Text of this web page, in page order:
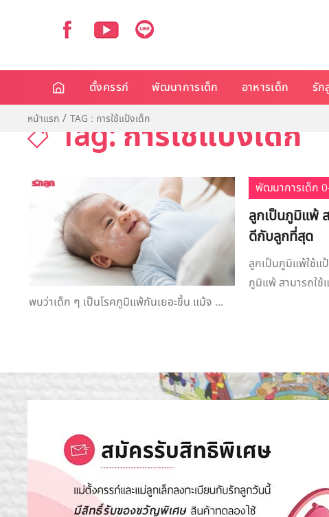
ตั้งครรภ์ พัฒนาการเด็ก อาหารเด็ก รัก
หน้าแรก TAG : การใช้แป้งเด็ก
Tag: การใช้แป้งเด็ก
พัฒนาการเด็ก
ลูกเป็นภูมิแพ้
ดีกับลูกที่สุด
ลูกเป็นภูมิแพ้ใช้แ
ภูมิแพ้ สามารถใ
พบว่าเด็ก ๆ เป็นโรคภูมิแพ้กันเยอะขึ้น แม้จ ...